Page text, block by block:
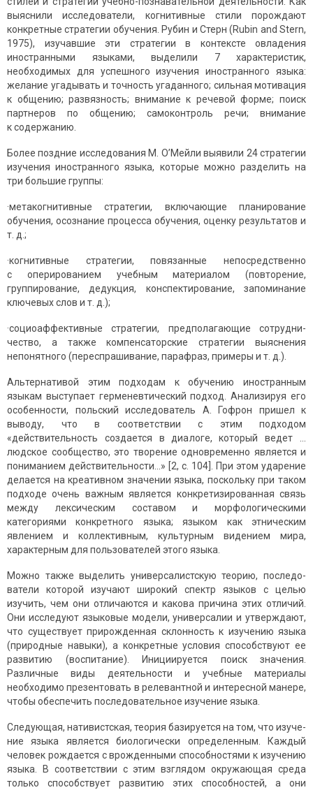
выяснили исследователи, когнитивные стили порождают
конкретные стратегии обучения. Рубин и Стерн (Rubin and Stern,
1975), изучавшие эти стратегии в контексте овладения
иностранными языками, выделили 7 характеристик,
необходимых для успешного изучения иностранного языка:
желание угадывать и точность угаданного; сильная мотивация
к общению; развязность; внимание к речевой форме; поиск
партнеров по общению; самоконтроль речи; внимание
к содержанию.
Более поздние исследования М. О’Мейли выявили 24 стратегии
изучения иностранного языка, которые можно разделить на
три большие группы:
·метакогнитивные стратегии, включающие планирование
обучения, осознание процесса обучения, оценку результатов и
т. д.;
·когнитивные стратегии, повязанные непосредственно
с оперированием учебным материалом (повторение,
группирование, дедукция, конспектирование, запоминание
ключевых слов и т. д.);
·социоаффективные стратегии, предполагающие сотрудни­
чество, а также компенсаторские стратегии выяснения
непонятного (переспрашивание, парафраз, примеры и т. д.).
Альтернативой этим подходам к обучению иностранным
языкам выступает герменевтический подход. Анализируя его
особенности, польский исследователь А. Гофрон пришел к
выводу, что в соответ­ствии с этим подходом
«действительность создается в диалоге, который ведет …
людское сообщество, это творение одновре­менно является и
пониманием действительности…» [2, с. 104]. При этом ударение
делается на креативном значении языка, поскольку при таком
подходе очень важным является конкретизированная связь
между лексическим составом и морфологическими
категориями конкретного языка; языком как этническим
явлением и коллек­тивным, культурным видением мира,
характерным для пользова­телей этого языка.
Можно также выделить универсалистскую теорию, последо­
ватели которой изучают широкий спектр языков с целью
изучить, чем они отличаются и какова причина этих отличий.
Они исследуют языковые модели, универсалии и утверждают,
что существует прирожденная склонность к изучению языка
(природные навыки), а конкретные условия способствуют ее
развитию (воспитание). Инициируется поиск значения.
Различные виды деятельности и учебные материалы
необходимо презентовать в релевантной и инте­ресной манере,
чтобы обеспечить последовательное изучение языка.
Следующая, нативистская, теория базируется на том, что изуче­
ние языка является биологически определенным. Каждый
человек рождается с врожденными способностями к изучению
языка. В соответствии с этим взглядом окружающая среда
только способствует развитию этих способностей, а они